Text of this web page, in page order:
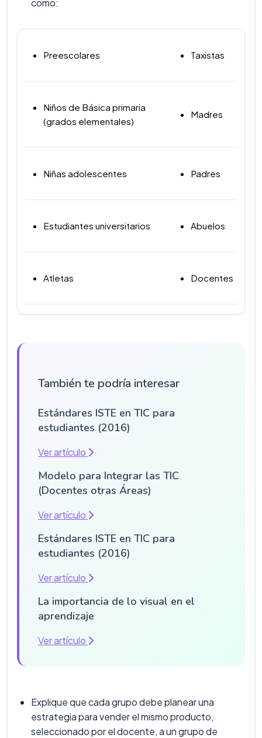
como:
Preescolares Taxistas
Niños de Básica primaria
(grados elementales)
Madres
Niñas adolescentes Padres
Estudiantes universitarios Abuelos
Atletas Docentes
También te podría interesar
Estándares ISTE en TIC para
estudiantes (2016)
Ver artículo
Modelo para Integrar las TIC
(Docentes otras Áreas)
Ver artículo
Estándares ISTE en TIC para
estudiantes (2016)
Ver artículo
La importancia de lo visual en el
aprendizaje
Ver artículo
Explique que cada grupo debe planear una
estrategia para vender el mismo producto,
seleccionado por el docente, a un grupo de